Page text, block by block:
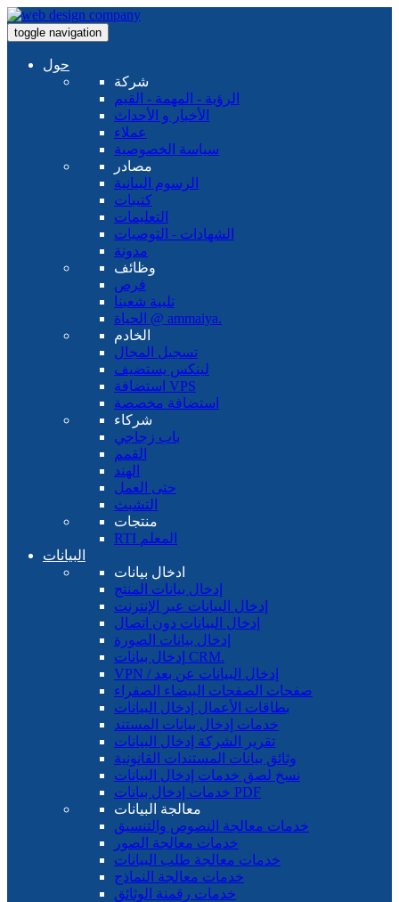
toggle navigation
حول
شركة
الرؤية - المهمة - القيم
الأخبار و الأحداث
عملاء
سياسة الخصوصية
مصادر
الرسوم البيانية
كتيبات
التعليمات
الشهادات - التوصيات
مدونة
وظائف
فرص
تلبية شعبنا
الحياة @ ammaiya.
الخادم
تسجيل المجال
لينكس يستضيف
استضافة VPS
استضافة مخصصة
شركاء
باب زجاجي
القمم
الهند
حتى العمل
التشبث
منتجات
RTI المعلم
البيانات
ادخال بيانات
إدخال بيانات المنتج
إدخال البيانات عبر الإنترنت
إدخال البيانات دون اتصال
إدخال بيانات الصورة
إدخال بيانات CRM.
VPN / إدخال البيانات عن بعد
صفحات الصفحات البيضاء الصفراء
بطاقات الأعمال إدخال البيانات
خدمات إدخال بيانات المستند
تقرير الشركة إدخال البيانات
وثائق بيانات المستندات القانونية
نسخ لصق خدمات إدخال البيانات
خدمات إدخال بيانات PDF
معالجة البيانات
خدمات معالجة النصوص والتنسيق
خدمات معالجة الصور
خدمات معالجة طلب البيانات
خدمات معالجة النماذج
خدمات رقمنة الوثائق